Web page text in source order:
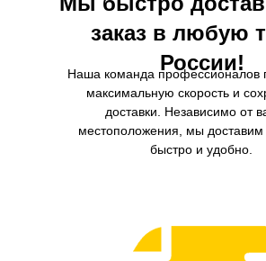
заказ в любую
России!
Наша команда профессионалов
максимальную скорость и
доставки. Независимо от
местоположения, мы доставим
быстро и удобно.